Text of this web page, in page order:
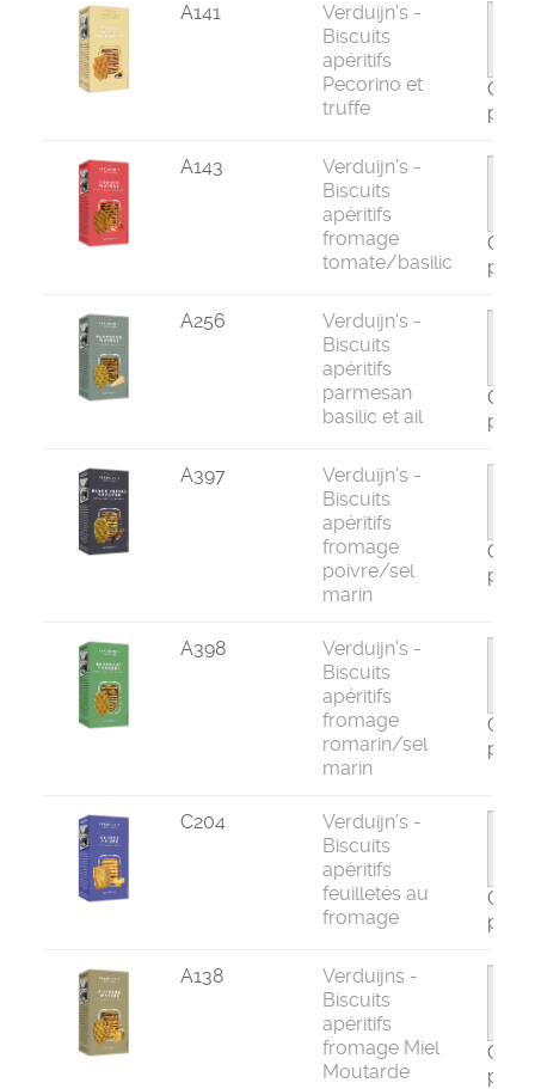
A141
Verduijn's -
Biscuits
apéritifs
Pecorino et
truffe
par
A143
Verduijn's -
Biscuits
apéritifs
fromage
tomate/basilic
par
A256
Verduijn's -
Biscuits
apéritifs
parmesan
basilic et ail
par
A397
Verduijn's -
Biscuits
apéritifs
fromage
poivre/sel
marin
par
A398
Verduijn's -
Biscuits
apéritifs
fromage
romarin/sel
marin
par
C204
Verduijn's -
Biscuits
apéritifs
feuilletés au
fromage
par
A138
Verduijns -
Biscuits
apéritifs
fromage Miel
Moutarde
par